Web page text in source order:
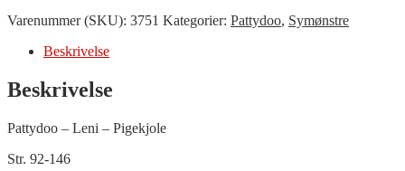
Varenummer (SKU): 3751 Kategorier: Pattydoo, Symønstre
Beskrivelse
Beskrivelse
Pattydoo – Leni – Pigekjole
Str. 92-146